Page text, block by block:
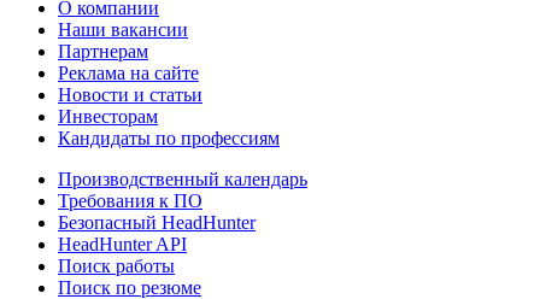
О компании
Наши вакансии
Партнерам
Реклама на сайте
Новости и статьи
Инвесторам
Кандидаты по профессиям
Производственный календарь
Требования к ПО
Безопасный HeadHunter
HeadHunter API
Поиск работы
Поиск по резюме